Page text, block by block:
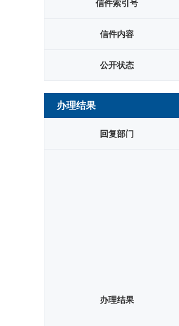
信件索引号
信件内容
公开状态
办理结果
回复部门
办理结果